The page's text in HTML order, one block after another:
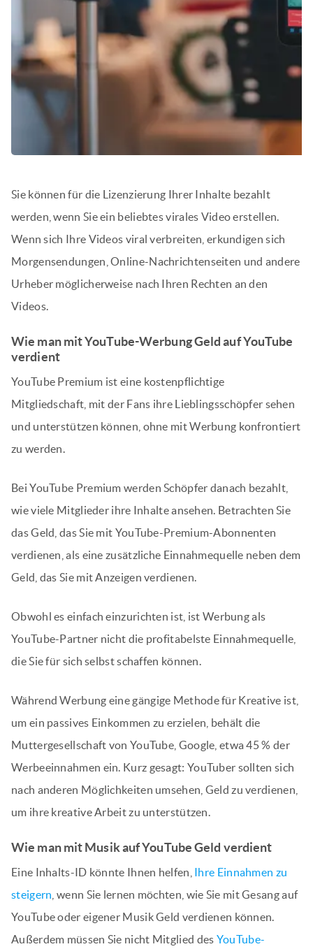
Sie können für die Lizenzierung Ihrer Inhalte bezahlt
werden, wenn Sie ein beliebtes virales Video erstellen.
Wenn sich Ihre Videos viral verbreiten, erkundigen sich
Morgensendungen, Online-Nachrichtenseiten und andere
Urheber möglicherweise nach Ihren Rechten an den
Videos.
Wie man mit YouTube-Werbung Geld auf YouTube
verdient
YouTube Premium ist eine kostenpflichtige
Mitgliedschaft, mit der Fans ihre Lieblingsschöpfer sehen
und unterstützen können, ohne mit Werbung konfrontiert
zu werden.
Bei YouTube Premium werden Schöpfer danach bezahlt,
wie viele Mitglieder ihre Inhalte ansehen. Betrachten Sie
das Geld, das Sie mit YouTube-Premium-Abonnenten
verdienen, als eine zusätzliche Einnahmequelle neben dem
Geld, das Sie mit Anzeigen verdienen.
Obwohl es einfach einzurichten ist, ist Werbung als
YouTube-Partner nicht die profitabelste Einnahmequelle,
die Sie für sich selbst schaffen können.
Während Werbung eine gängige Methode für Kreative ist,
um ein passives Einkommen zu erzielen, behält die
Muttergesellschaft von YouTube, Google, etwa 45 % der
Werbeeinnahmen ein. Kurz gesagt: YouTuber sollten sich
nach anderen Möglichkeiten umsehen, Geld zu verdienen,
um ihre kreative Arbeit zu unterstützen.
Wie man mit Musik auf YouTube Geld verdient
Eine Inhalts-ID könnte Ihnen helfen,
Ihre Einnahmen zu
steigern , wenn Sie lernen möchten, wie Sie mit Gesang auf
YouTube oder eigener Musik Geld verdienen können.
Außerdem müssen Sie nicht Mitglied des YouTube-